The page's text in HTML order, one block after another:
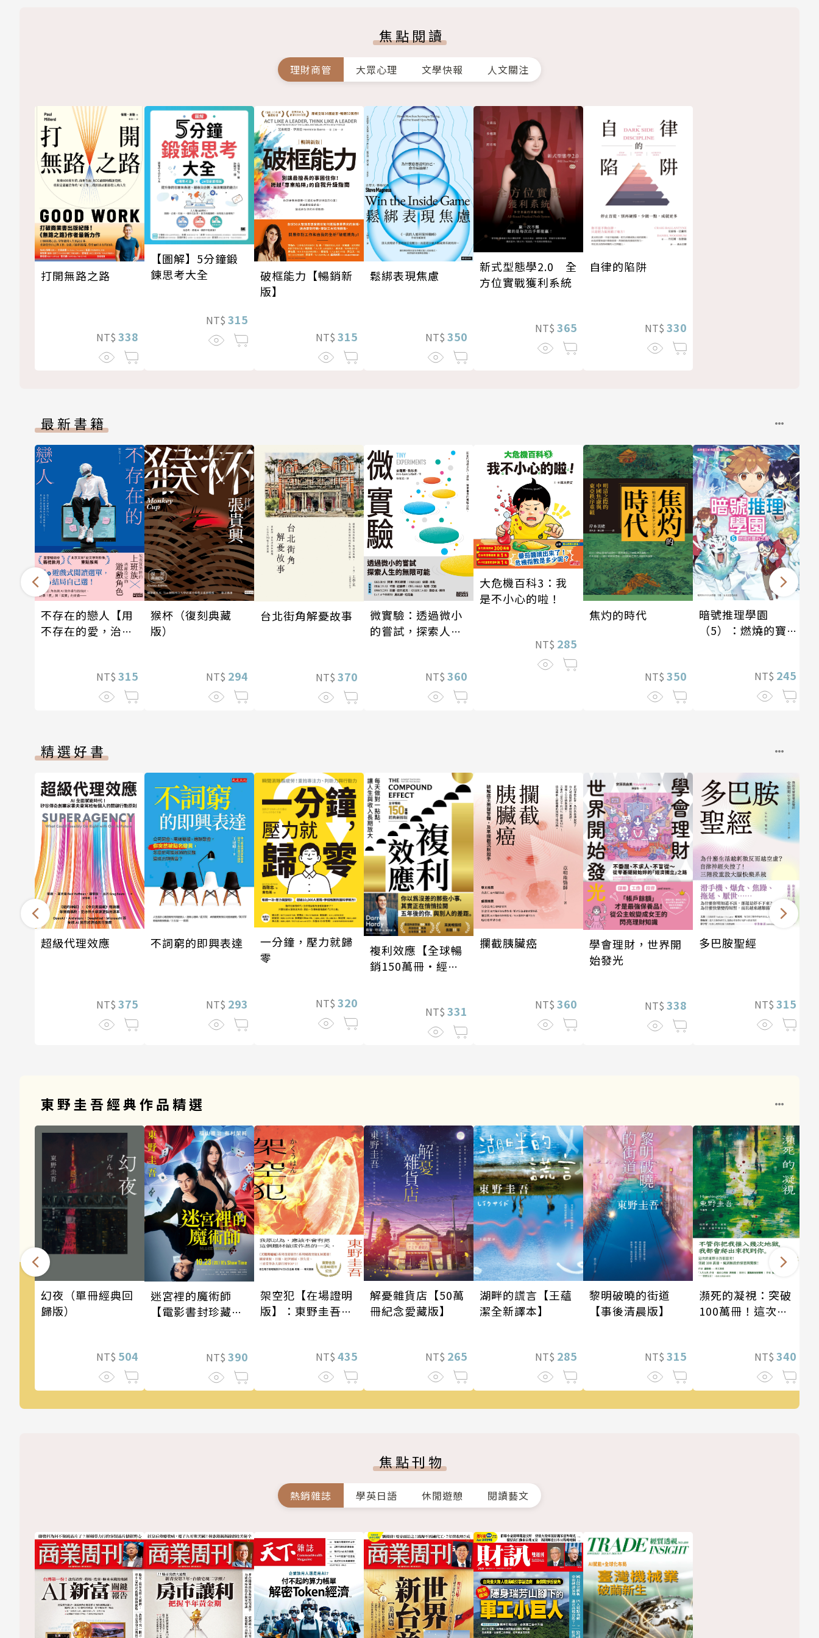
焦點閱讀
理財商管 大眾心理 文學快報 人文關注
打開無路之路
NT$ 338
【圖解】5分鐘鍛
鍊思考大全
NT$ 315
破框能力【暢銷新
版】
NT$ 315
鬆綁表現焦慮
NT$ 350
新式型態學2.0 全
方位實戰獲利系統
NT$ 365
自律的陷阱
NT$ 330
最新書籍
不存在的戀人【用
不存在的愛，治癒
NT$ 315
猴杯（復刻典藏
版）
NT$ 294
台北街角解憂故事
NT$ 370
微實驗：透過微小
的嘗試，探索人生
NT$ 360
大危機百科3：我
是不小心的啦！
NT$ 285
焦灼的時代
NT$ 350
暗號推理學園
（5）：燃燒的寶
NT$ 245
精選好書
超級代理效應
NT$ 375
不詞窮的即興表達
NT$ 293
一分鐘，壓力就歸
零
NT$ 320
複利效應【全球暢
銷150萬冊・經典
NT$ 331
攔截胰臟癌
NT$ 360
學會理財，世界開
始發光
NT$ 338
多巴胺聖經
NT$ 315
東野圭吾經典作品精選
幻夜（單冊經典回
歸版）
NT$ 504
迷宮裡的魔術師
【電影書封珍藏
NT$ 390
架空犯【在場證明
版】：東野圭吾出
列重磅新作！
NT$ 435
解憂雜貨店【50萬
冊紀念愛藏版】
NT$ 265
湖畔的謊言【王蘊
潔全新譯本】
NT$ 285
黎明破曉的街道
【事後清晨版】
NT$ 315
瀕死的凝視：突破
100萬冊！這次的
NT$ 340
焦點刊物
熱銷雜誌 學英日語 休閒遊憩 閱讀藝文